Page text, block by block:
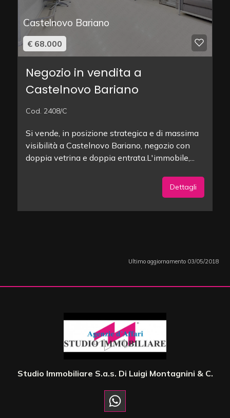
Castelnovo Bariano
€ 68.000
Negozio in vendita a
Castelnovo Bariano
Cod. 2408/C
Si vende, in posizione strategica e di massima
visibilità a Castelnovo Bariano, negozio con
doppia vetrina e doppia entrata.L'immobile,...
Dettagli
Ultimo aggiornamento 03/05/2018
Studio Immobiliare S.a.s. Di Luigi Montagnini & C.